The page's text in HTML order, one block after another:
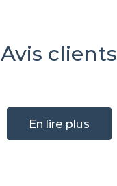
Avis clients
En lire plus